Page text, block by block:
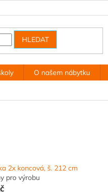
HLEDAT
O našem nábytku
2x koncová, š. 212 cm
pro výrobu